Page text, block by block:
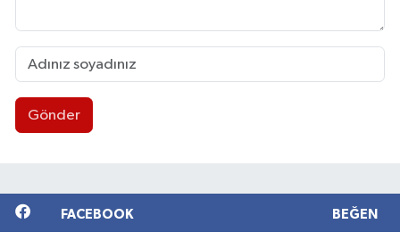
Gönder
FACEBOOK BEĞEN